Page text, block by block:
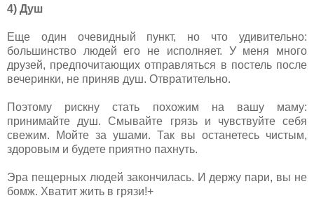
4) Душ
Еще один очевидный пункт, но что удивительно:
большинство людей его не исполняет. У меня много
друзей, предпочитающих отправляться в постель после
вечеринки, не приняв душ. Отвратительно.
Поэтому рискну стать похожим на вашу маму:
принимайте душ. Смывайте грязь и чувствуйте себя
свежим. Мойте за ушами. Так вы останетесь чистым,
здоровым и будете приятно пахнуть.
Эра пещерных людей закончилась. И держу пари, вы не
бомж. Хватит жить в грязи!+